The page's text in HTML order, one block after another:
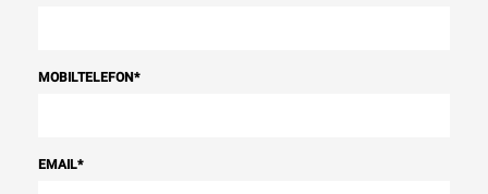
MOBILTELEFON*
EMAIL*